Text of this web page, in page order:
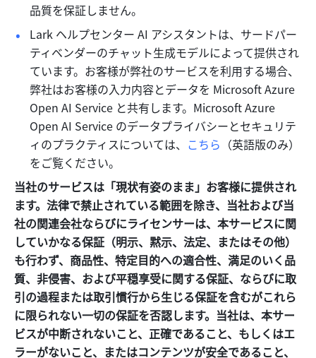
品質を保証しません。
Lark ヘルプセンター AI アシスタントは、サードパー
ティベンダーのチャット生成モデルによって提供され
ています。お客様が弊社のサービスを利用する場合、
弊社はお客様の入力内容とデータを Microsoft Azure
Open AI Service と共有します。Microsoft Azure
Open AI Service のデータプライバシーとセキュリテ
ィのプラクティスについては、 こちら （英語版のみ）
をご覧ください。
当社のサービスは「現状有姿のまま」お客様に提供され
ます。法律で禁止されている範囲を除き、当社および当
社の関連会社ならびにライセンサーは、本サービスに関
していかなる保証（明示、黙示、法定、またはその他）
も行わず、商品性、特定目的への適合性、満足のいく品
質、非侵害、および平穏享受に関する保証、ならびに取
引の過程または取引慣行から生じる保証を含むがこれら
に限られない一切の保証を否認します。当社は、本サー
ビスが中断されないこと、正確であること、もしくはエ
ラーがないこと、またはコンテンツが安全であること、